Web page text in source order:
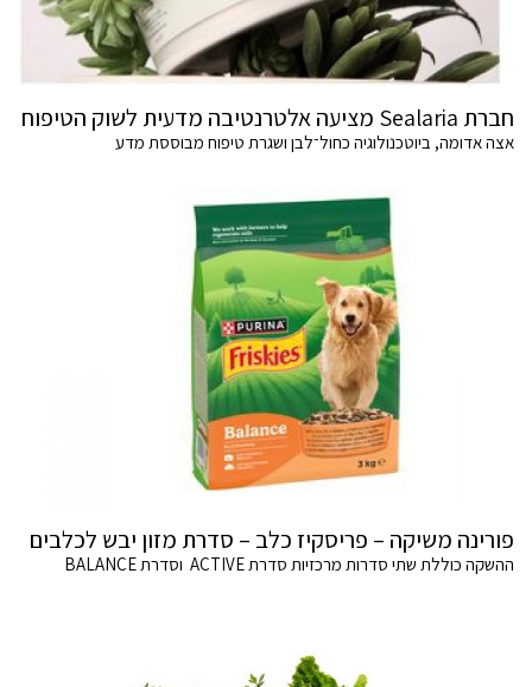
חברת Sealaria מציעה אלטרנטיבה מדעית לשוק הטיפוח
אצה אדומה, ביוטכנולוגיה כחול־לבן ושגרת טיפוח מבוססת מדע
פורינה משיקה – פריסקיז כלב – סדרת מזון יבש לכלבים
ההשקה כוללת שתי סדרות מרכזיות סדרת ACTIVE וסדרת BALANCE